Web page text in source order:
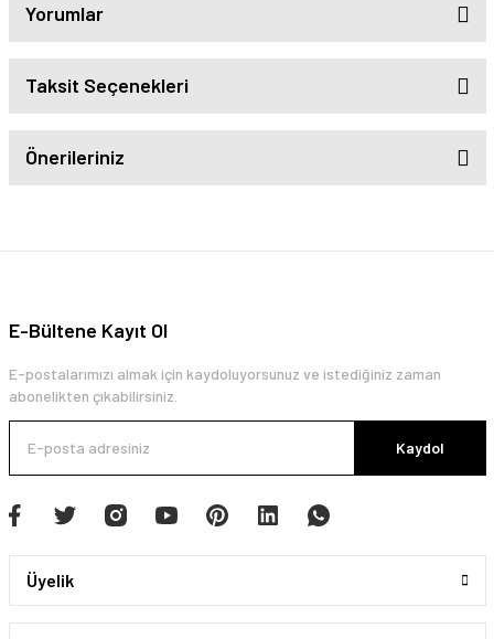
Yorumlar
Taksit Seçenekleri
Önerileriniz
E-Bültene Kayıt Ol
E-postalarımızı almak için kaydoluyorsunuz ve istediğiniz zaman
abonelikten çıkabilirsiniz.
Kaydol
Üyelik